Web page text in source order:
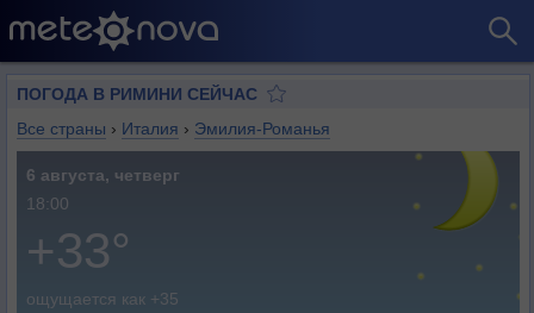
ПОГОДА В РИМИНИ СЕЙЧАС
Все страны › Италия › Эмилия-Романья
6 августа, четверг
18:00
+33°
ощущается как +35